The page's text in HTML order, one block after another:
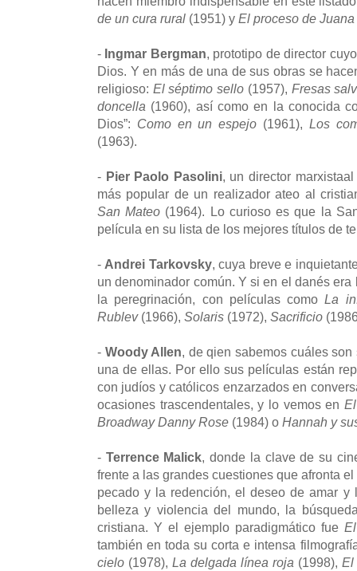
de un cura rural (1951) y El proceso de Juana
- Ingmar Bergman, prototipo de director
Dios. Y en más de una de sus obras se
religioso: El séptimo sello (1957), Fresas
doncella (1960), así como en la conocida
Dios”: Como en un espejo (1961), Los
(1963).
- Pier Paolo Pasolini, un director
más popular de un realizador ateo al
San Mateo (1964). Lo curioso es que la
película en su lista de los mejores títulos de
- Andrei Tarkovsky, cuya breve e
un denominador común. Y si en el danés
la peregrinación, con películas comoLa
Rublev(1966), Solaris (1972), Sacrificio
- Woody Allen, de qien sabemos cuáles
una de ellas. Por ello sus películas están
con judíos y católicos enzarzados en
ocasiones trascendentales, y lo vemos en
Broadway Danny Rose (1984) o Hannah y
- Terrence Malick, donde la clave de su
frente a las grandes cuestiones que afronta
pecado y la redención, el deseo de amar y
belleza y violencia del mundo, la
cristiana. Y el ejemplo paradigmático fue
también en toda su corta e intensa
cielo (1978), La delgada línea roja (1998), El